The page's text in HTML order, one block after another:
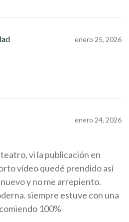
enero 25, 2026
enero 24, 2026
vi la publicación en
vídeo quedé prendido así
y no me arrepiento.
siempre estuve con una
100%